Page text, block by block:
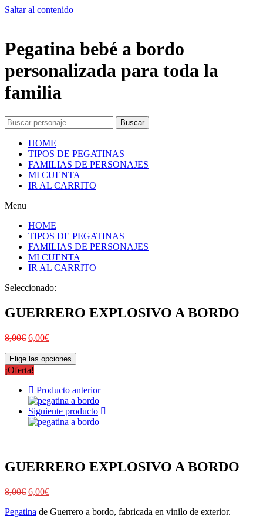
Saltar al contenido
Pegatina bebé a bordo
personalizada para toda la
familia
Buscar
HOME
TIPOS DE PEGATINAS
FAMILIAS DE PERSONAJES
MI CUENTA
IR AL CARRITO
Menu
HOME
TIPOS DE PEGATINAS
FAMILIAS DE PERSONAJES
MI CUENTA
IR AL CARRITO
Seleccionado:
GUERRERO EXPLOSIVO A BORDO
8,00€ 6,00€
Elige las opciones
¡Oferta!
Producto anterior
Siguiente producto
GUERRERO EXPLOSIVO A BORDO
8,00€ 6,00€
Pegatina de Guerrero a bordo, fabricada en vinilo de exterior.